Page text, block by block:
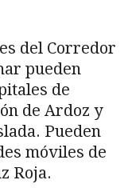
del Corredor
pueden
de
de Ardoz y
Pueden
móviles de
Roja.